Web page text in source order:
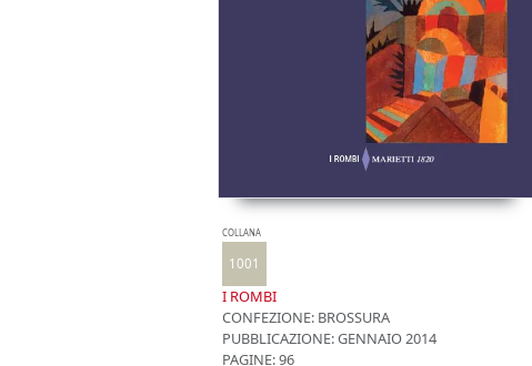
COLLANA
1001
I ROMBI
CONFEZIONE: BROSSURA
PUBBLICAZIONE:GENNAIO 2014
PAGINE: 96